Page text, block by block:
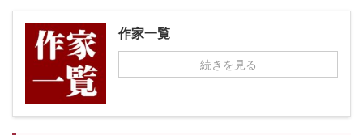
作家一覧
続きを見る